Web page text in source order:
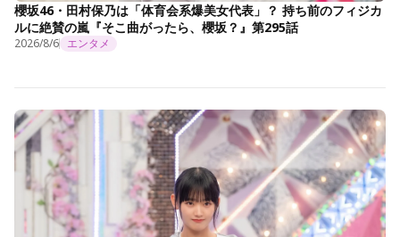
櫻坂46・田村保乃は「体育会系爆美女代表」？ 持ち前のフィジカ
ルに絶賛の嵐『そこ曲がったら、櫻坂？』第295話
2026/8/6 エンタメ